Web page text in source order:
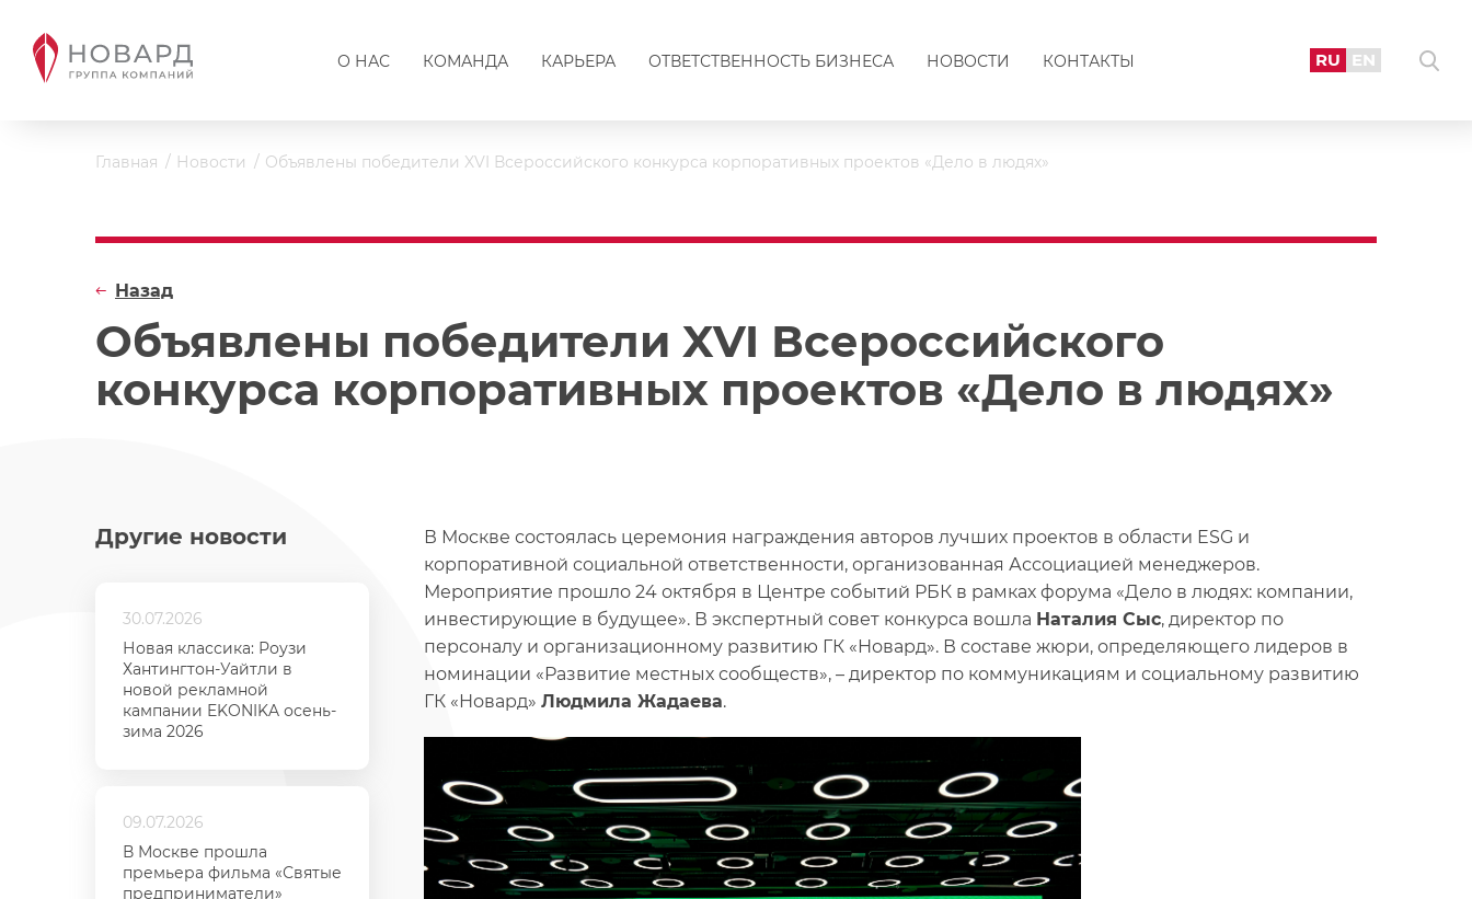
О НАС КОМАНДА КАРЬЕРА ОТВЕТСТВЕННОСТЬ БИЗНЕСА НОВОСТИ КОНТАКТЫ RU EN
Главная Новости Объявлены победители XVI Всероссийского конкурса корпоративных проектов «Дело в людях»
Объявлены победители XVI Всероссийского
конкурса корпоративных проектов «Дело в людях»
Назад
Другие новости
30.07.2026
Новая классика: Роузи
Хантингтон-Уайтли в
новой рекламной
кампании EKONIKA осень-
зима 2026
09.07.2026
В Москве прошла
премьера фильма «Святые
предприниматели»
В Москве состоялась церемония награждения авторов лучших проектов в области ESG и
корпоративной социальной ответственности, организованная Ассоциацией менеджеров.
Мероприятие прошло 24 октября в Центре событий РБК в рамках форума «Дело в людях: компании,
инвестирующие в будущее». В экспертный совет конкурса вошла Наталия Сыс, директор по
персоналу и организационному развитию ГК «Новард». В составе жюри, определяющего лидеров в
номинации «Развитие местных сообществ», – директор по коммуникациям и социальному развитию
ГК «Новард» Людмила Жадаева.